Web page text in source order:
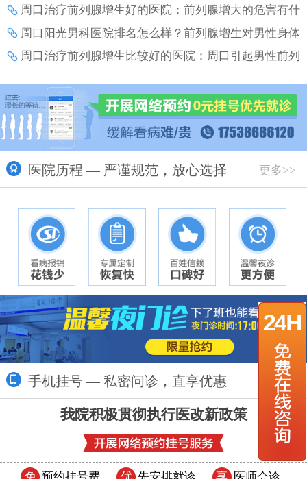
意事项？
周口治疗前列腺增生好的医院：前列腺增大的危害有什
么？
周口阳光男科医院排名怎么样？前列腺增生对男性身体
和生活的影响？
周口治疗前列腺增生比较好的医院：周口引起男性前列
医院历程 — 严谨规范，放心选择 更多>>
手机挂号 — 私密问诊，直享优惠 更多>>
我院积极贯彻执行医改新政策